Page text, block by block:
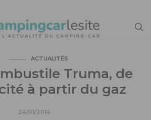
ACTUALITÉS
Truma, de
à partir du gaz
24/01/2014